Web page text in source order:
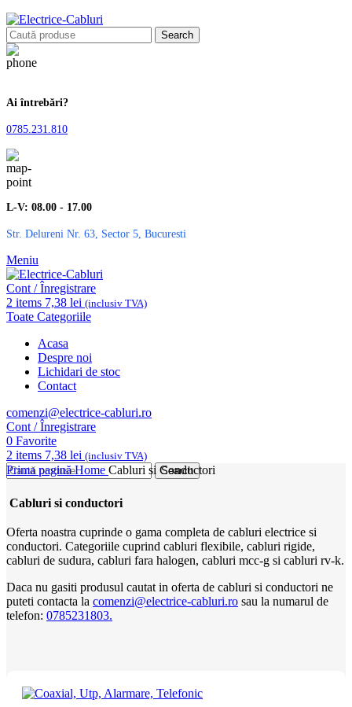
Search
Ai întrebări?
0785.231.810
L-V: 08.00 - 17.00
Str. Delureni Nr. 63, Sector 5, Bucuresti
Meniu
Cont / Înregistrare
2 items 7,38 lei (inclusiv TVA)
Toate Categoriile
Acasa
Despre noi
Lichidari de stoc
Contact
comenzi@electrice-cabluri.ro
Cont / Înregistrare
0 Favorite
2 items 7,38 lei (inclusiv TVA)
Search
Prima paginăHome Cabluri si Conductori
Cabluri si conductori
Oferta noastra cuprinde o gama completa de cabluri electrice si
conductori. Categoriile cuprind cabluri flexibile, cabluri rigide,
cabluri de sudura, cabluri fara halogen, cabluri mcc-g si cabluri rv-k.
Daca nu gasiti produsul cautat in oferta de cabluri si conductori ne
puteti contacta la comenzi@electrice-cabluri.ro sau la numarul de
telefon: 0785231803.